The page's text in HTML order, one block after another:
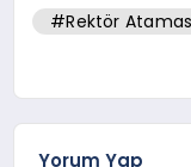
#Rektör
Yorum Yap